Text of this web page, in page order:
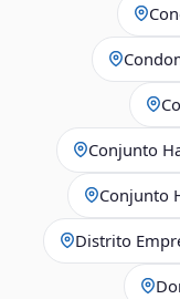
Conjunto
Conjunto
Distrito